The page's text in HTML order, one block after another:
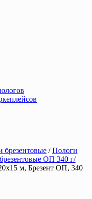
брезентовые /Пологи
ОП 340 г/
м, Брезент ОП, 340